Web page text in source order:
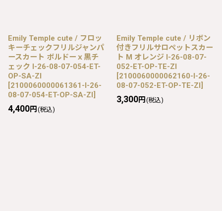
Emily Temple cute / フロッ
キーチェックフリルジャンパ
ースカート ボルドーｘ黒チ
ェック I-26-08-07-054-ET-
OP-SA-ZI
[2100060000061361-I-26-
08-07-054-ET-OP-SA-ZI]
4,400円 (税込)
Emily Temple cute / リボン
付きフリルサロペットスカー
ト M オレンジ I-26-08-07-
052-ET-OP-TE-ZI
[2100060000062160-I-26-
08-07-052-ET-OP-TE-ZI]
3,300円 (税込)